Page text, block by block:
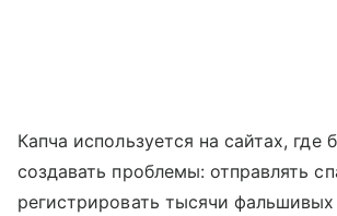
Капча используется на сайтах, где
создавать проблемы: отправлять
регистрировать тысячи фальшивых